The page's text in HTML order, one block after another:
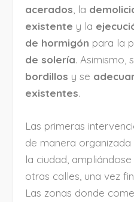
acerados , la
existente y la
de hormigón para la
de solería. Asimismo,
bordillos y se
existentes.
Las primeras
de manera
la ciudad,
otras calles, una vez
Las zonas donde